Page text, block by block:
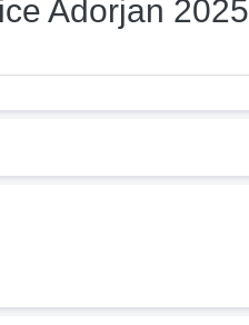
Adorjan 2025